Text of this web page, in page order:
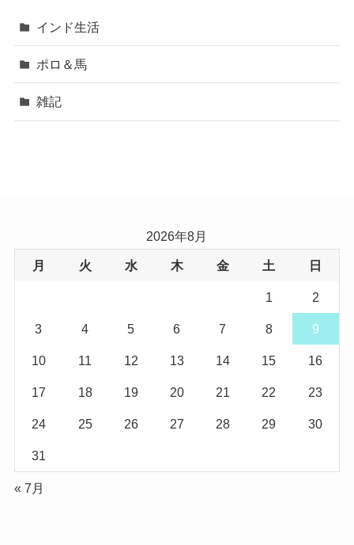
インド生活
ポロ＆馬
雑記
2026年8月
月 火 水 木 金 土 日
1 2
3 4 5 6 7 8 9
10 11 12 13 14 15 16
17 18 19 20 21 22 23
24 25 26 27 28 29 30
31
« 7月